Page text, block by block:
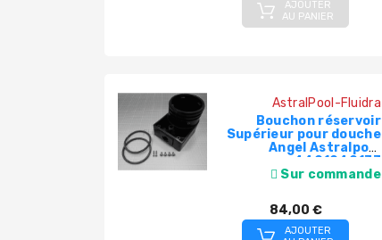
AJOUTER
AU PANIER
AstralPool-Fluidra
Bouchon réservoir
Supérieur pour douche
Angel Astralpool
4401040173
Sur commande
84,00 €
AJOUTER